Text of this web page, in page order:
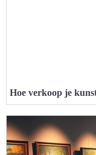
Hoe verkoop je